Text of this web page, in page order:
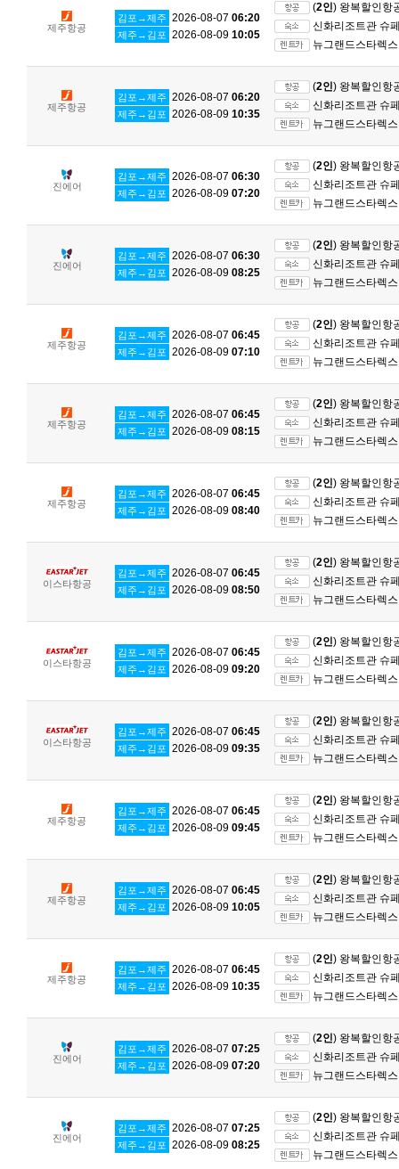
제주항공
김포→제주 2026-08-07 06:20
제주→김포 2026-08-09 10:05
(2인) 왕복할인항
신화리조트관 슈
뉴그랜드스타렉
제주항공
김포→제주 2026-08-07 06:20
제주→김포 2026-08-09 10:35
(2인) 왕복할인항
신화리조트관 슈
뉴그랜드스타렉
진에어
김포→제주 2026-08-07 06:30
제주→김포 2026-08-09 07:20
(2인) 왕복할인항
신화리조트관 슈
뉴그랜드스타렉
진에어
김포→제주 2026-08-07 06:30
제주→김포 2026-08-09 08:25
(2인) 왕복할인항
신화리조트관 슈
뉴그랜드스타렉
제주항공
김포→제주 2026-08-07 06:45
제주→김포 2026-08-09 07:10
(2인) 왕복할인항
신화리조트관 슈
뉴그랜드스타렉
제주항공
김포→제주 2026-08-07 06:45
제주→김포 2026-08-09 08:15
(2인) 왕복할인항
신화리조트관 슈
뉴그랜드스타렉
제주항공
김포→제주 2026-08-07 06:45
제주→김포 2026-08-09 08:40
(2인) 왕복할인항
신화리조트관 슈
뉴그랜드스타렉
이스타항공
김포→제주 2026-08-07 06:45
제주→김포 2026-08-09 08:50
(2인) 왕복할인항
신화리조트관 슈
뉴그랜드스타렉
이스타항공
김포→제주 2026-08-07 06:45
제주→김포 2026-08-09 09:20
(2인) 왕복할인항
신화리조트관 슈
뉴그랜드스타렉
이스타항공
김포→제주 2026-08-07 06:45
제주→김포 2026-08-09 09:35
(2인) 왕복할인항
신화리조트관 슈
뉴그랜드스타렉
제주항공
김포→제주 2026-08-07 06:45
제주→김포 2026-08-09 09:45
(2인) 왕복할인항
신화리조트관 슈
뉴그랜드스타렉
제주항공
김포→제주 2026-08-07 06:45
제주→김포 2026-08-09 10:05
(2인) 왕복할인항
신화리조트관 슈
뉴그랜드스타렉
제주항공
김포→제주 2026-08-07 06:45
제주→김포 2026-08-09 10:35
(2인) 왕복할인항
신화리조트관 슈
뉴그랜드스타렉
진에어
김포→제주 2026-08-07 07:25
제주→김포 2026-08-09 07:20
(2인) 왕복할인항
신화리조트관 슈
뉴그랜드스타렉
진에어
김포→제주 2026-08-07 07:25
제주→김포 2026-08-09 08:25
(2인) 왕복할인항
신화리조트관 슈
뉴그랜드스타렉